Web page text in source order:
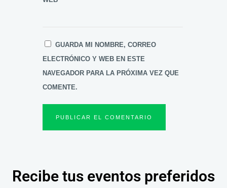
GUARDA MI NOMBRE, CORREO
ELECTRÓNICO Y WEB EN ESTE
NAVEGADOR PARA LA PRÓXIMA VEZ QUE
COMENTE.
Recibe tus eventos preferidos